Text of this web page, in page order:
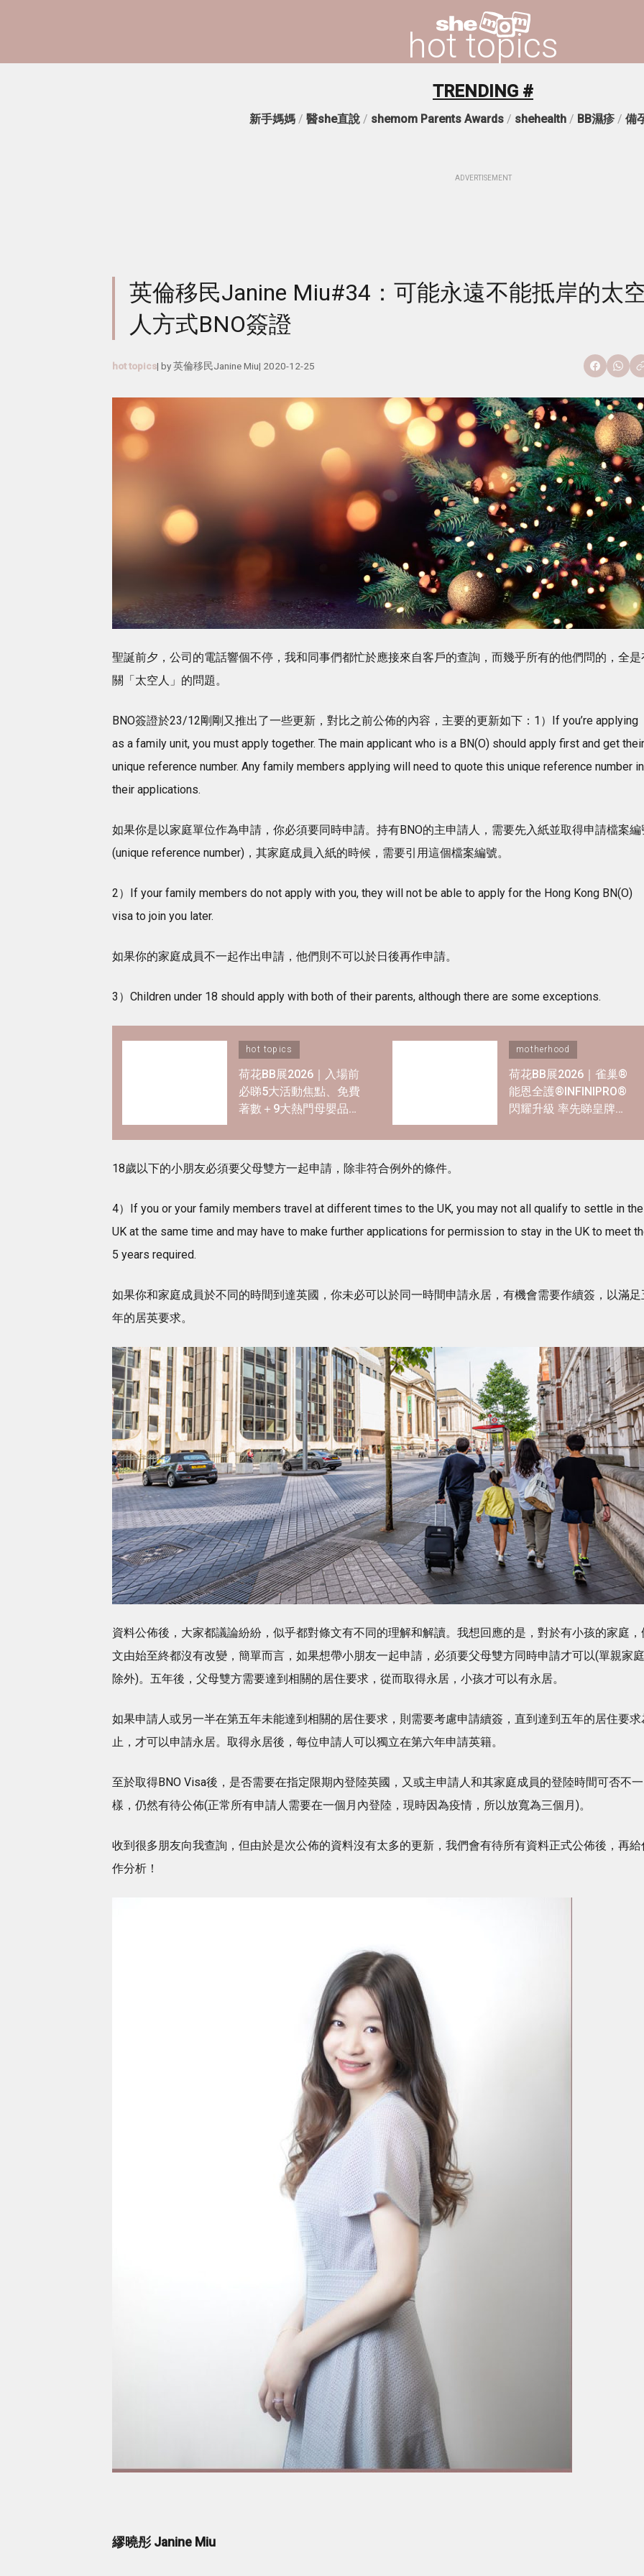
hot topics
TRENDING #
新手媽媽 / 醫she直說 / shemom Parents Awards / shehealth / BB濕疹 / 備
ADVERTISEMENT
英倫移民Janine Miu#34：可能永遠不能抵岸的太
人方式BNO簽證
hot topics| by英倫移民Janine Miu| 2020-12-25
聖誕前夕，公司的電話響個不停，我和同事們都忙於應接來自客戶的查詢，而幾乎所有的他們問的，全是
關「太空人」的問題。
BNO簽證於23/12剛剛又推出了一些更新，對比之前公佈的內容，主要的更新如下：1）If you’re applying
as a family unit, you must apply together. The main applicant who is a BN(O) should apply first and get their
unique reference number. Any family members applying will need to quote this unique reference number in
their applications.
如果你是以家庭單位作為申請，你必須要同時申請。持有BNO的主申請人，需要先入紙並取得申請檔案編
(unique reference number)，其家庭成員入紙的時候，需要引用這個檔案編號。
2）If your family members do not apply with you, they will not be able to apply for the Hong Kong BN(O)
visa to join you later.
如果你的家庭成員不一起作出申請，他們則不可以於日後再作申請。
3）Children under 18 should apply with both of their parents, although there are some exceptions.
hot topics
荷花BB展2026｜入場前
必睇5大活動焦點、免費
著數＋9大熱門母嬰品牌
motherhood
荷花BB展2026｜雀巢®
能恩全護®INFINIPRO®
閃耀升級 率先睇皇牌產
禮遇
18歲以下的小朋友必須要父母雙方一起申請，除非符合例外的條件。
4）If you or your family members travel at different times to the UK, you may not all qualify to settle in the
UK at the same time and may have to make further applications for permission to stay in the UK to meet
5 years required.
如果你和家庭成員於不同的時間到達英國，你未必可以於同一時間申請永居，有機會需要作續簽，以滿足
年的居英要求。
資料公佈後，大家都議論紛紛，似乎都對條文有不同的理解和解讀。我想回應的是，對於有小孩的家庭，
文由始至終都沒有改變，簡單而言，如果想帶小朋友一起申請，必須要父母雙方同時申請才可以(單親家庭
除外)。五年後，父母雙方需要達到相關的居住要求，從而取得永居，小孩才可以有永居。
如果申請人或另一半在第五年未能達到相關的居住要求，則需要考慮申請續簽，直到達到五年的居住要求
止，才可以申請永居。取得永居後，每位申請人可以獨立在第六年申請英籍。
至於取得BNO Visa後，是否需要在指定限期內登陸英國，又或主申請人和其家庭成員的登陸時間可否不一
樣，仍然有待公佈(正常所有申請人需要在一個月內登陸，現時因為疫情，所以放寬為三個月)。
收到很多朋友向我查詢，但由於是次公佈的資料沒有太多的更新，我們會有待所有資料正式公佈後，再給
作分析！
繆曉彤 Janine Miu